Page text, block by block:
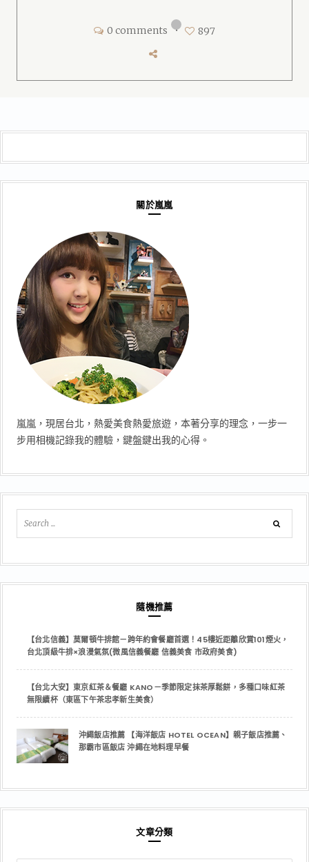
0 comments • 897
關於嵐嵐
嵐嵐，現居台北，熱愛美食熱愛旅遊，本著分享的理念，一步一
步用相機記錄我的體驗，鍵盤鍵出我的心得。
隨機推薦
【台北信義】莫爾頓牛排館－跨年約會餐廳首選！45樓近距離欣賞101煙火，
台北頂級牛排×浪漫氣氛(微風信義餐廳 信義美食 市政府美食)
【台北大安】東京紅茶＆餐廳 KANO－季節限定抹茶厚鬆餅，多種口味紅茶
無限續杯（東區下午茶忠孝新生美食）
沖繩飯店推薦 【海洋飯店 HOTEL OCEAN】親子飯店推薦、
那霸市區飯店 沖繩在地料理早餐
文章分類